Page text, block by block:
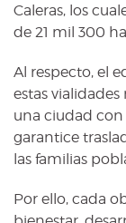
Caleras, los
de 21 mil 300
Al respecto, el
estas
una ciudad
garantice
las familias
Por ello, cada